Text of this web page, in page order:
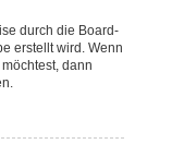
durch die Board-
erstellt wird. Wenn
dann